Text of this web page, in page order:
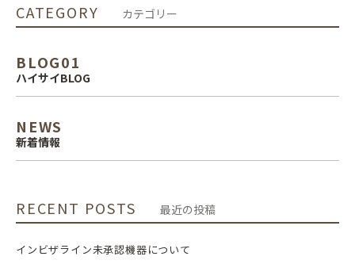
CATEGORY カテゴリー
BLOG01
ハイサイBLOG
NEWS
新着情報
RECENT POSTS 最近の投稿
インビザライン未承認機器について